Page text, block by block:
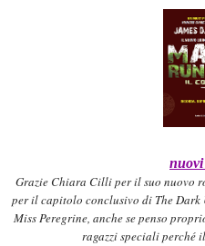
Grazie Chiara Cilli per il suo nuovo
peril capitolo conclusivo di The Dark
Miss Peregrine, anche se penso
ragazzi speciali perché